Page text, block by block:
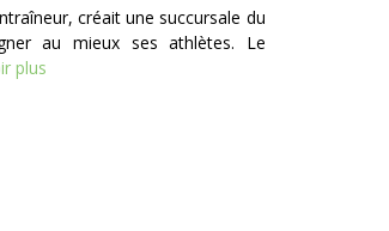
créait une succursale du
au mieux ses athlètes. Le
plus